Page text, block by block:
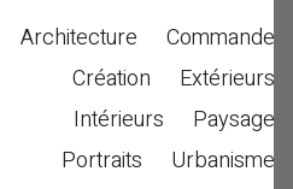
Architecture
Commande
Création
Extérieurs
Intérieurs
Paysage
Portraits
Urbanisme